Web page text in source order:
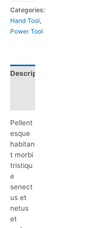
Categories:
Hand Tool,
Power Tool
Description
Pellent
esque
habitan
t morbi
tristiqu
e
senect
us et
netus
et